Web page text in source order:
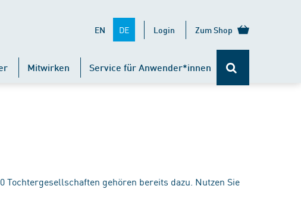
EN DE Login Zum Shop
Mitwirken Service für Anwender*innen
gehören bereits dazu. Nutzen Sie